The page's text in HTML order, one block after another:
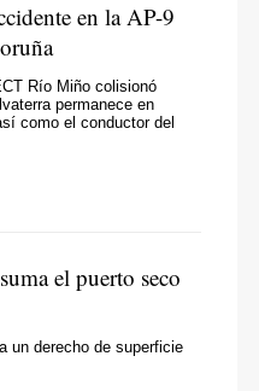
en la AP-9
Río Miño colisionó
permanece en
como el conductor del
el puerto seco
un derecho de superficie